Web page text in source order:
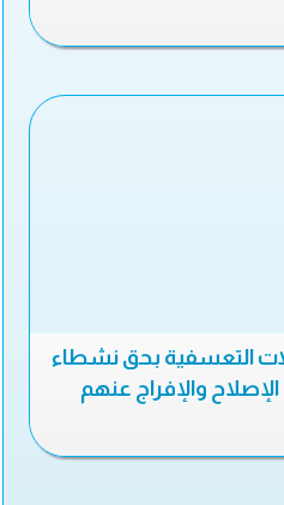
التعسفية بحق نشطاء
والإفراج عنهم